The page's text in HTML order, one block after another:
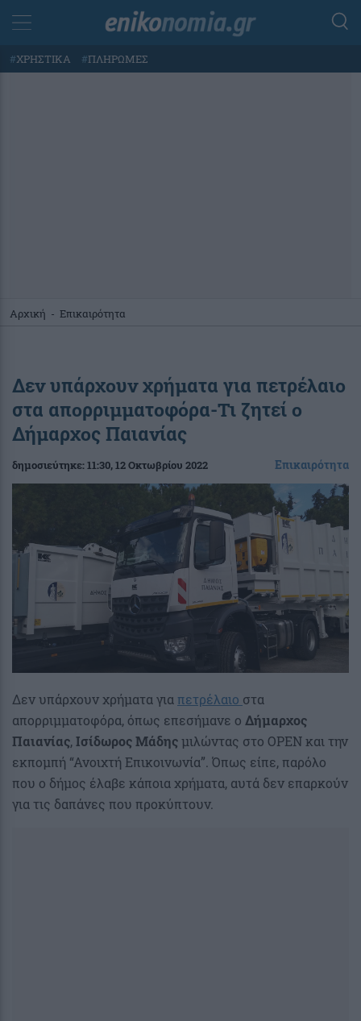
#ΧΡΗΣΤΙΚΑ #ΠΛΗΡΩΜΕΣ
Αρχική - Επικαιρότητα
Δεν υπάρχουν χρήματα για πετρέλαιο
στα απορριμματοφόρα-Τι ζητεί ο
Δήμαρχος Παιανίας
δημοσιεύτηκε:11:30, 12 Οκτωβρίου 2022 Επικαιρότητα
Δεν υπάρχουν χρήματα για πετρέλαιο στα
απορριμματοφόρα, όπως επεσήμανε ο Δήμαρχος
Παιανίας,Ισίδωρος Μάδηςμιλώντας στο OPEN και την
εκπομπή “Ανοιχτή Επικοινωνία”. Όπως είπε, παρόλο
που ο δήμος έλαβε κάποια χρήματα, αυτά δεν επαρκούν
για τις δαπάνες που προκύπτουν.